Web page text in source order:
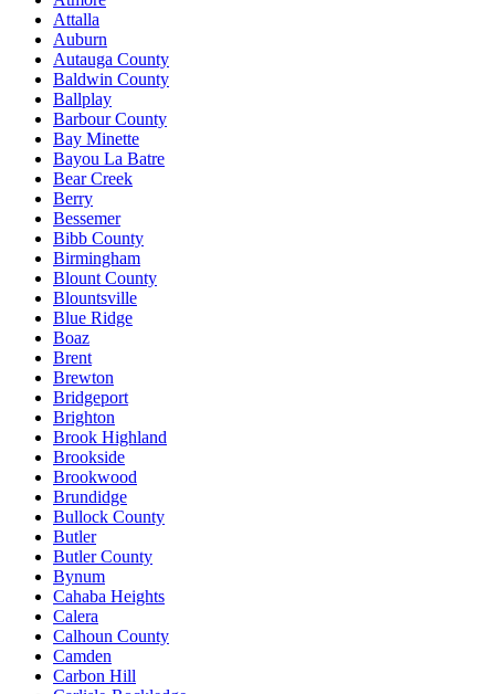
Attalla
Auburn
Autauga County
Baldwin County
Ballplay
Barbour County
Bay Minette
Bayou La Batre
Bear Creek
Berry
Bessemer
Bibb County
Birmingham
Blount County
Blountsville
Blue Ridge
Boaz
Brent
Brewton
Bridgeport
Brighton
Brook Highland
Brookside
Brookwood
Brundidge
Bullock County
Butler
Butler County
Bynum
Cahaba Heights
Calera
Calhoun County
Camden
Carbon Hill